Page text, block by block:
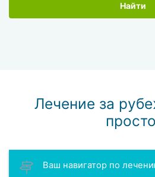
Найти
Лечение за
Ваш навигатор по